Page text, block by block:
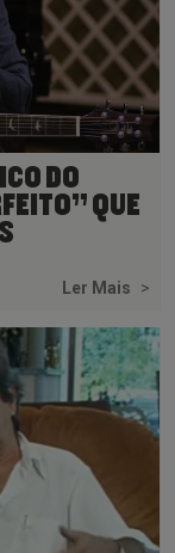
DO
QUE
Ler Mais >